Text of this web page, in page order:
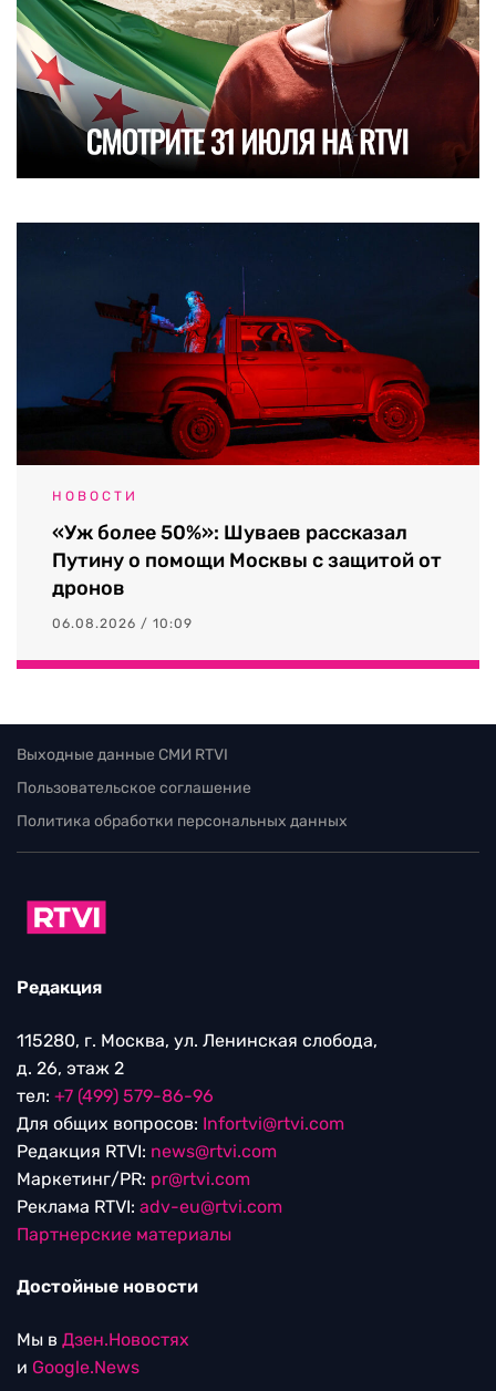
НОВОСТИ
«Уж более 50%»: Шуваев рассказал
Путину о помощи Москвы с защитой от
дронов
06.08.2026 / 10:09
Выходные данные СМИ RTVI
Пользовательское соглашение
Политика обработки персональных данных
Редакция
115280, г. Москва, ул. Ленинская слобода,
д. 26, этаж 2
тел: +7 (499) 579-86-96
Для общих вопросов: Infortvi@rtvi.com
Редакция RTVI: news@rtvi.com
Маркетинг/PR: pr@rtvi.com
Реклама RTVI: adv-eu@rtvi.com
Партнерские материалы
Достойные новости
Мы в Дзен.Новостях
и Google.News